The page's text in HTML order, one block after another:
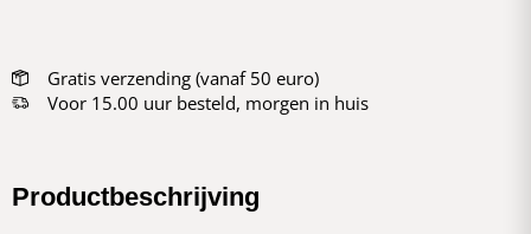
Gratis verzending (vanaf 50 euro)
Voor 15.00 uur besteld, morgen in huis
Productbeschrijving